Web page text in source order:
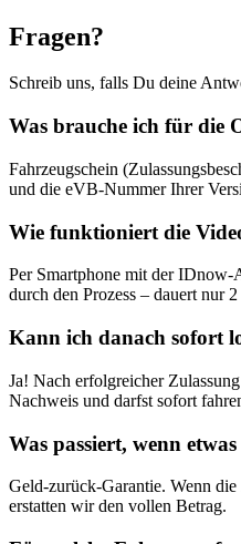
Fragen?
Schreib uns, falls Du deine
Was brauche ich für die
Fahrzeugschein
und die eVB-Nummer Ihrer
Wie funktioniert die
Per Smartphone mit der
durch den Prozess – dauert nur
Kann ich danach sofort
Ja! Nach erfolgreicher
Nachweis und darfst sofort
Was passiert, wenn
Geld-zurück-Garantie. Wenn
erstatten wir den vollen Betrag.